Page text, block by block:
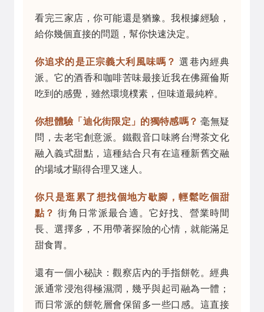
看完三家店，你可能還是猶豫。我根據經驗，
給你幾個直接的問題，幫你快速決定。
你追求的是正宗義大利風味嗎？ 選巷內經典
派。它的酒香和咖啡苦味最接近我在佛羅倫斯
吃到的感覺，雖然環境樸素，但味道最純粹。
你想體驗「迪化街限定」的獨特感嗎？ 毫無疑
問，去老宅創意派。鐵觀音口味將台灣茶文化
融入義式甜點，這種結合只有在這種新舊交融
的場域才顯得合理又迷人。
你只是逛累了想找個地方歇腳，輕鬆吃個甜
點？ 街角日常派最合適。它好找、營業時間
長、選擇多，不用帶著探險的心情，就能滿足
甜食胃。
還有一個小秘訣：觀察店內的手指餅乾。經典
派通常浸泡得極濕潤，幾乎與起司融為一體；
而日常派的餅乾層會保留多一些口感。這直接